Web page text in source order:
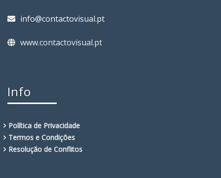
info@contactovisual.pt
www.contactovisual.pt
Info
Política de Privacidade
Termos e Condições
Resolução de Conflitos